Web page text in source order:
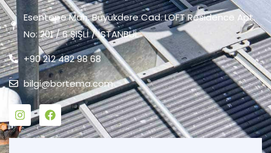
Esentepe Mah. Büyükdere Cad. LOFT Residence Apt.
No: 201 / 6 ŞiŞLİ / İSTANBUL
+90 212 482 98 68
bilgi@bortema.com